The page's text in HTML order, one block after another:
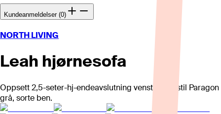
Kundeanmeldelser (0)
NORTH LIVING
Leah hjørnesofa
Oppsett 2,5-seter-hj-endeavslutning venstre. Tekstil Paragon
grå, sorte ben.